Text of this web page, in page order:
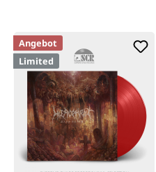
Angebot
Limited